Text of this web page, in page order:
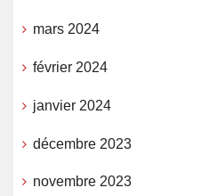
mars 2024
février 2024
janvier 2024
décembre 2023
novembre 2023